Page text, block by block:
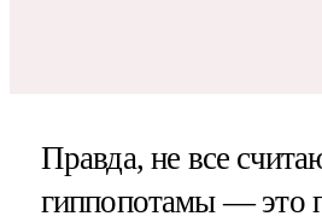
Правда, не все
гиппопотамы — это